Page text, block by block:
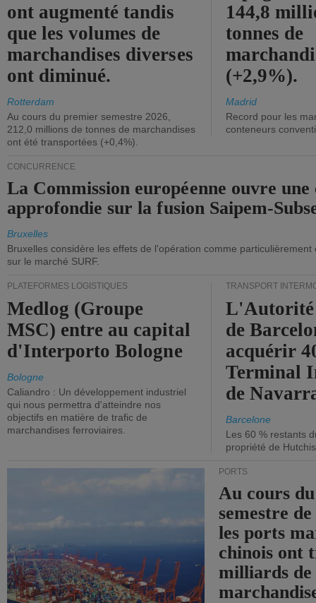
ont augmenté tandis
que les volumes de
marchandises diverses
ont diminué.
Rotterdam
Au cours du premier semestre 2026,
212,0 millions de tonnes de marchandises
ont été transportées (+0,4%).
144,8
tonnes de
(+2,9%).
Madrid
Record pour les
conteneurs
CONCURRENCE
La Commission européenne ouvre une
approfondie sur la fusion Saipem-
Bruxelles
Bruxelles considère les effets de l'opération comme
sur le marché SURF.
PLATEFORMES LOGISTIQUES
Medlog (Groupe
MSC) entre au capital
d'Interporto Bologne
Bologne
Caliandro : Un développement industriel
qui nous permettra d'atteindre nos
objectifs en matière de trafic de
marchandises ferroviaires.
TRANSPORT
de
acquérir
Terminal
de
Barcelone
Les 60 % restants
propriété de
PORTS
Au cours
semestre
les ports
chinois ont
milliards de